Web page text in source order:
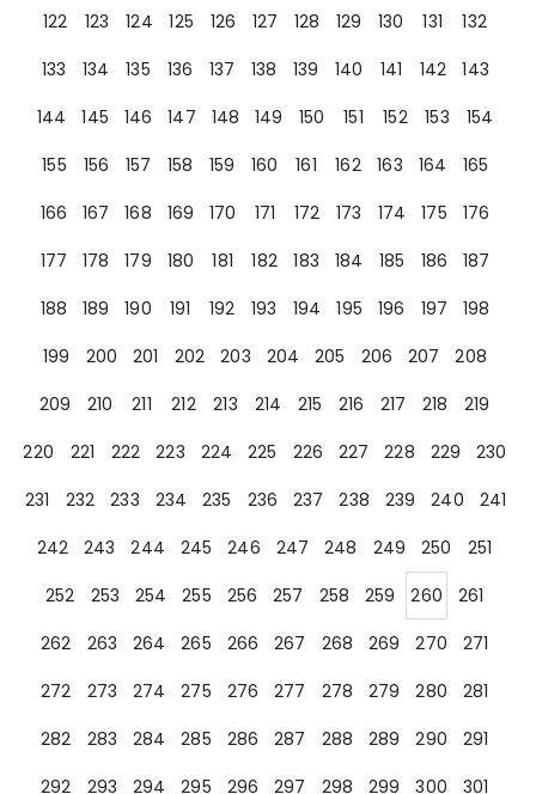
122
123 124 125 126 127 128 129 130 131
132
133
134 135 136 137 138 139 140 141 142
143
144
145 146 147 148 149 150 151 152 153
154
155
156 157 158 159 160 161 162 163 164
165
166
167 168 169 170 171 172 173 174 175
176
177
178 179 180 181 182 183 184 185 186
187
188
189 190 191 192 193 194 195 196 197
198
199
200 201 202 203 204 205 206 207
208
209
210 211 212 213 214 215 216 217 218
219
220
221 222 223 224 225 226 227 228 229
230
231
232 233 234 235 236 237 238 239 240
241
242
243 244 245 246 247 248 249 250
251
252
253 254 255 256 257 258 259 260
261
262
263 264 265 266 267 268 269 270
271
272
273 274 275 276 277 278 279 280
281
282
283 284 285 286 287 288 289 290
291
292
293 294 295 296 297 298 299 300 301